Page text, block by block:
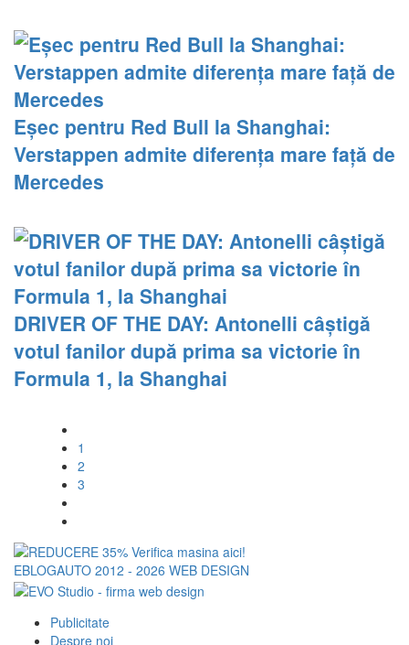
Eșec pentru Red Bull la Shanghai:
Verstappen admite diferența mare față de
Mercedes
DRIVER OF THE DAY: Antonelli câștigă
votul fanilor după prima sa victorie în
Formula 1, la Shanghai
1
2
3
EBLOGAUTO 2012 - 2026 WEB DESIGN
Publicitate
Despre noi